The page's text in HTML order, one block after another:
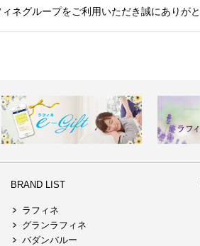
BRAND LIST
ラフィネ
グランラフィネ
バダンバルー